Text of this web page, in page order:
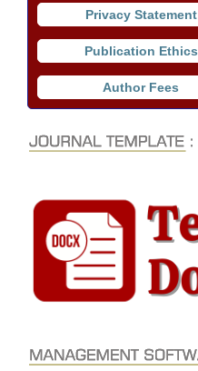
Privacy Statement
Publication Ethics
Author Fees